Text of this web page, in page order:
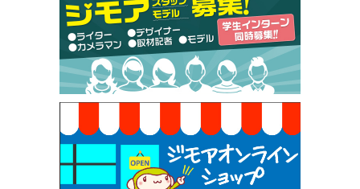
【ジモア限定特典①】まつ毛カール 3,850円→ 2,7
50円（Premiere（プルミエール））
[有効期限]2026年9月30日
焼き餃子 一皿サービス（餃子酒場たっちゃん 西
早稲田店）
[有効期限]2026年9月30日